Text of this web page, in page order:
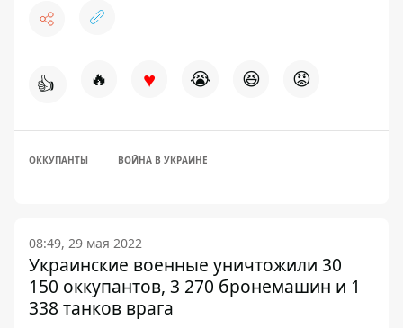
👍 🔥 ♥ 😭 😆 😡
ОККУПАНТЫ ВОЙНА В УКРАИНЕ
08:49, 29 мая 2022
Украинские военные уничтожили 30
150 оккупантов, 3 270 бронемашин и 1
338 танков врага